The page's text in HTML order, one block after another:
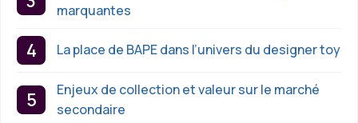
marquantes
La place de BAPE dans l’univers du designer toy
Enjeux de collection et valeur sur le marché
secondaire